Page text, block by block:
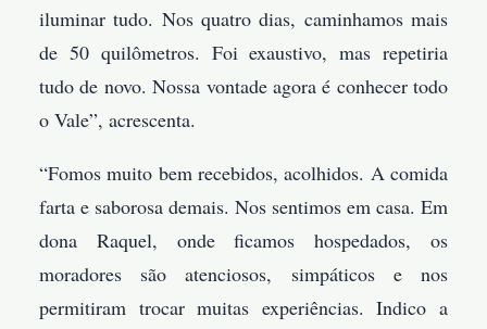
iluminar tudo. Nos quatro dias, caminhamos mais
de 50 quilômetros. Foi exaustivo, mas repetiria
tudo de novo. Nossa vontade agora é conhecer todo
o Vale”, acrescenta.
“Fomos muito bem recebidos, acolhidos. A comida
farta e saborosa demais. Nos sentimos em casa. Em
dona Raquel, onde ficamos hospedados, os
moradores são atenciosos, simpáticos e nos
permitiram trocar muitas experiências. Indico a